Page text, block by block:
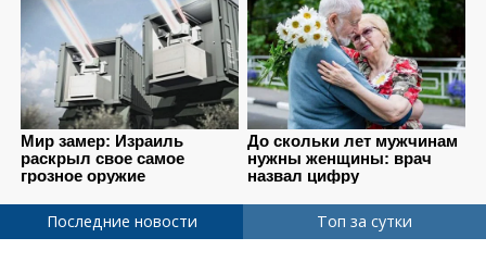
Последние новости Топ за сутки